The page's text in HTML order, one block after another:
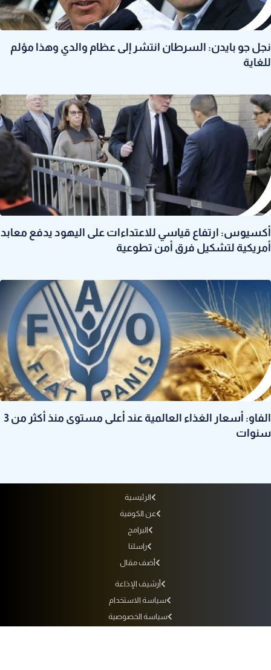
نجل جو بايدن: السرطان انتشر إلى عظام والدي وهذا مؤلم
للغاية
أكسيوس: ارتفاع قياسي للاعتداءات على اليهود يدفع معابد
أمريكية لتشكيل فرق أمن تطوعية
الفاو: أسعار الغذاء العالمية عند أعلى مستوى منذ أكثر من 3
سنوات
الرئيسية
عن الكوفية
البرامج
راسلنا
أضف مقال
أرشيف الإذاعة
سياسة الاستخدام
سياسة الخصوصية